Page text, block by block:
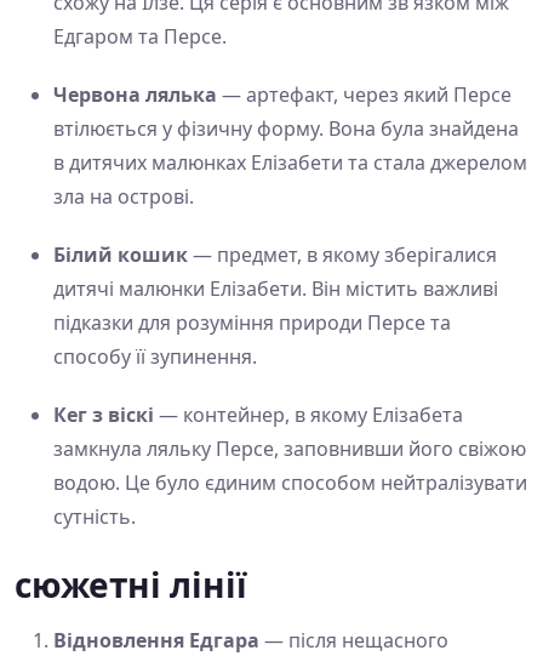
Едгаром та Персе.
Червона лялька — артефакт, через який Персе
втілюється у фізичну форму. Вона була знайдена
в дитячих малюнках Елізабети та стала джерелом
зла на острові.
Білий кошик— предмет, в якому зберігалися
дитячі малюнки Елізабети. Він містить важливі
підказки для розуміння природи Персе та
способу її зупинення.
Кег з віскі — контейнер, в якому Елізабета
замкнула ляльку Персе, заповнивши його свіжою
водою. Це було єдиним способом нейтралізувати
сутність.
сюжетні лінії
Відновлення Едгара — після нещасного